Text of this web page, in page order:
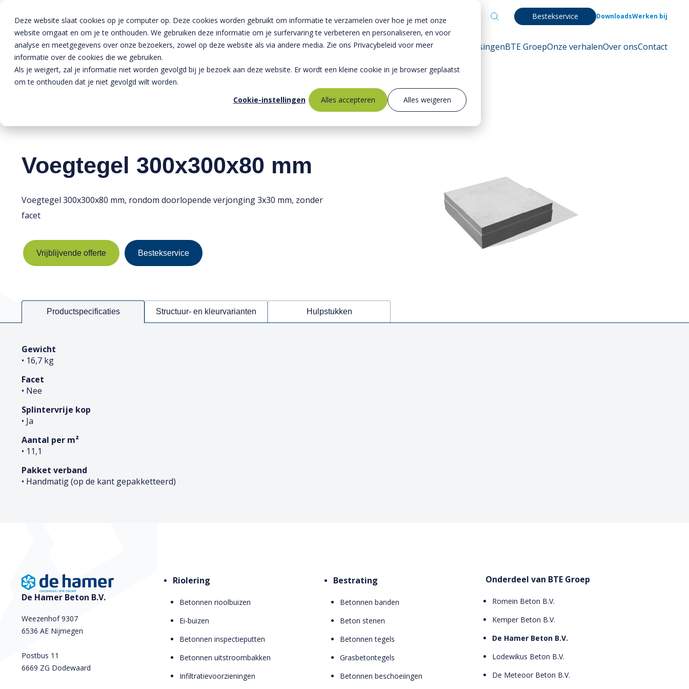
Deze website slaat cookies op je computer op. Deze cookies worden gebruikt om informatie te verzamelen over hoe je met onze
website omgaat en om je te onthouden. We gebruiken deze informatie om je surfervaring te verbeteren en personaliseren, en voor
analyse en meetgegevens over onze bezoekers, zowel op deze website als via andere media. Zie ons Privacybeleid voor meer
informatie over de cookies die we gebruiken.
Als je weigert, zal je informatie niet worden gevolgd bij je bezoek aan deze website. Er wordt een kleine cookie in je browser geplaatst
om te onthouden dat je niet gevolgd wilt worden.
Cookie-instellingen
Alles accepteren Alles weigeren
Bestekservice DownloadsWerken bij
Producten OplossingenBTE GroepOnze verhalenOver onsContact
Home»Producten»Bestrating »
Voegtegel 300x300x80 mm
Voegtegel 300x300x80 mm, rondom doorlopende verjonging 3x30 mm, zonder
facet
Vrijblijvende offerte Bestekservice
Productspecificaties Structuur- en kleurvarianten Hulpstukken
Gewicht
• 16,7 kg
Facet
• Nee
Splintervrije kop
• Ja
Aantal per m²
• 11,1
Pakket verband
• Handmatig (op de kant gepakketteerd)
De Hamer Beton B.V.
Weezenhof 9307
6536 AE Nijmegen
Postbus 11
6669 ZG Dodewaard
Riolering
Betonnen rioolbuizen
Ei-buizen
Betonnen inspectieputten
Betonnen uitstroombakken
Infiltratievoorzieningen
Bestrating
Betonnen banden
Beton stenen
Betonnen tegels
Grasbetontegels
Betonnen beschoeiingen
Onderdeel van BTE Groep
Romein Beton B.V.
Kemper Beton B.V.
De Hamer Beton B.V.
Lodewikus Beton B.V.
De Meteoor Beton B.V.